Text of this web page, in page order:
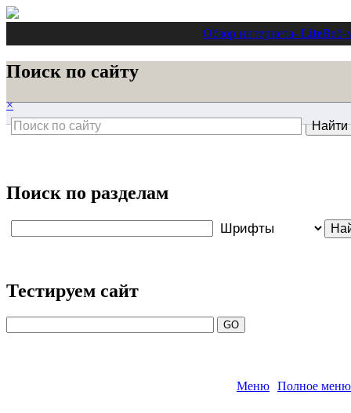
Обзор интернета- LiteВеб-
Поиск по сайту
×
Поиск по разделам
Тестируем сайт
Меню Полное меню